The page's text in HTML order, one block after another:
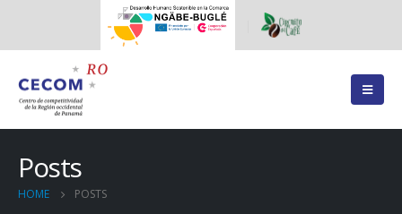
Posts
HOME POSTS